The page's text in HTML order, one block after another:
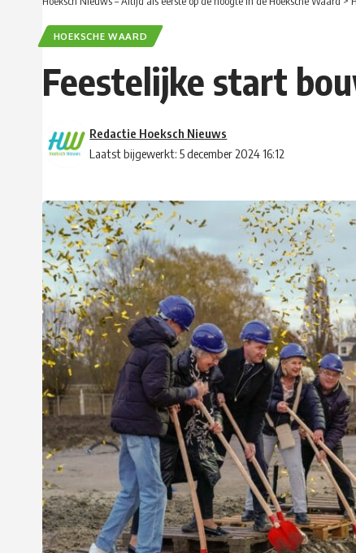
HOEKSCHE WAARD
Feestelijke start
Laatst bijgewerkt: 5 december 2024 16:12
Redactie Hoeksch Nieuws